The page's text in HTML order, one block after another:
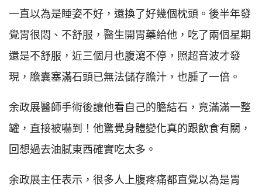
一直以為是睡姿不好，還換了好幾個枕頭。後半年發
覺胃很悶、不舒服，醫生開胃藥給他，吃了兩個星期
還是不舒服，近三個月也腹瀉不停，照超音波才發
現，膽囊塞滿石頭已無法儲存膽汁，也腫了一倍。
余政展醫師手術後讓他看自己的膽結石，竟滿滿一整
罐，直接被嚇到！他驚覺身體變化真的跟飲食有關，
回想過去油膩東西確實吃太多。
余政展主任表示，很多人上腹疼痛都直覺以為是胃